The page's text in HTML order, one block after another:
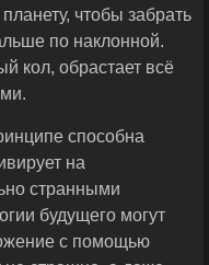
чтобы забрать
по наклонной.
кол, обрастает всё
способна
на
странными
будущего могут
с помощью